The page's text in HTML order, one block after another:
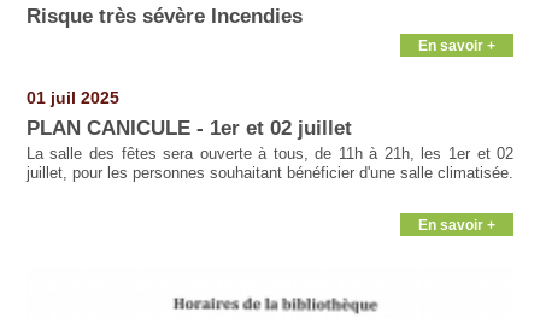
Risque très sévère Incendies
En savoir +
01 juil 2025
PLAN CANICULE - 1er et 02 juillet
La salle des fêtes sera ouverte à tous, de 11h à 21h, les 1er et 02
juillet, pour les personnes souhaitant bénéficier d'une salle climatisée.
En savoir +